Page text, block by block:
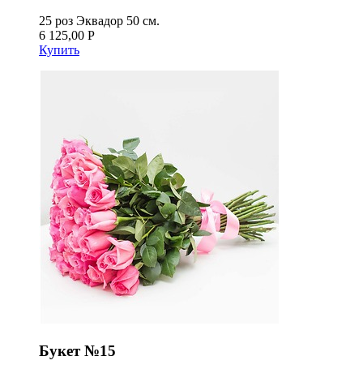
25 роз Эквадор 50 см.
6 125,00 Р
Купить
Букет №15